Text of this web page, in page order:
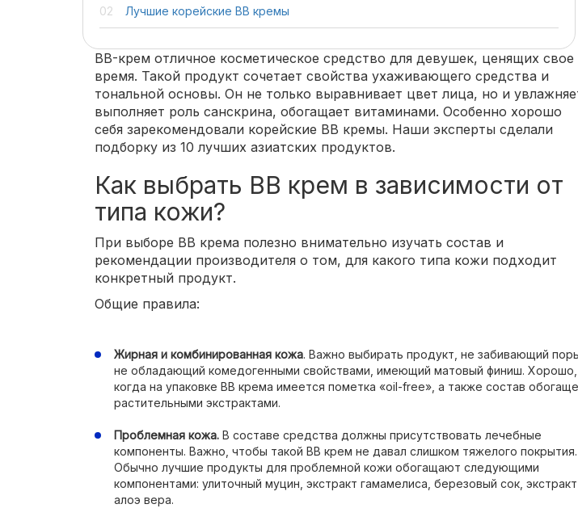
Лучшие корейские ВВ кремы
BB-крем отличное косметическое средство для девушек, ценящих свое
время. Такой продукт сочетает свойства ухаживающего средства и
тональной основы. Он не только выравнивает цвет лица, но и
выполняет роль санскрина, обогащает витаминами. Особенно хорошо
себя зарекомендовали корейские ВВ кремы. Наши эксперты сделали
подборку из 10 лучших азиатских продуктов.
Как выбрать ВВ крем в зависимости от
типа кожи?
При выборе ВВ крема полезно внимательно изучать состав и
рекомендации производителя о том, для какого типа кожи подходит
конкретный продукт.
Общие правила:
Жирная и комбинированная кожа. Важно выбирать продукт, не забивающий
не обладающий комедогенными свойствами, имеющий матовый финиш. Хорошо,
когда на упаковке ВВ крема имеется пометка «oil-free», а также состав
растительными экстрактами.
Проблемная кожа. В составе средства должны присутствовать лечебные
компоненты. Важно, чтобы такой ВВ крем не давал слишком тяжелого покрытия.
Обычно лучшие продукты для проблемной кожи обогащают следующими
компонентами: улиточный муцин, экстракт гамамелиса, березовый сок, экстракт
алоэ вера.